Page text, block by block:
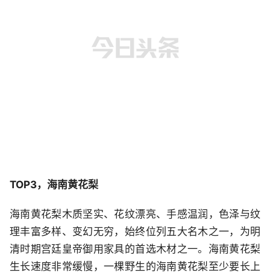
TOP3，海南黄花梨
海南黄花梨木质坚实、花纹漂亮、手感温润，色泽与纹
理丰富多样、变幻无穷，始终位列五大名木之一，为明
清时期宫廷皇帝御用家具的首选木材之一。海南黄花梨
生长速度非常缓慢，一棵野生的海南黄花梨至少要长上